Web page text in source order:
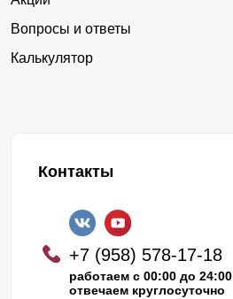
Вопросы и ответы
Калькулятор
Контакты
+7 (958) 578-17-18
работаем с 00:00 до 24:00
отвечаем круглосуточно